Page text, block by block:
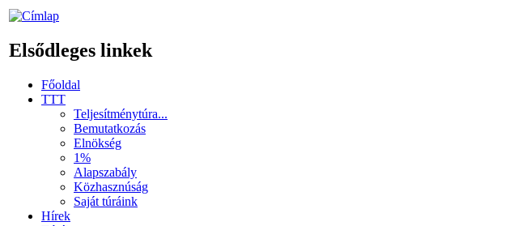
Elsődleges linkek
Főoldal
TTT
Teljesítménytúra...
Bemutatkozás
Elnökség
1%
Alapszabály
Közhasznúság
Saját túráink
Hírek